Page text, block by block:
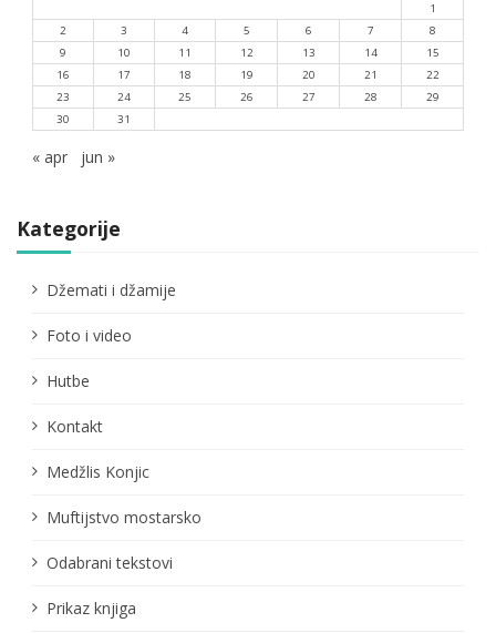
1
2
3 4 5 6 7
8
9
10 11 12 13 14
15
16
17 18 19 20 21
22
23
24 25 26 27 28
29
30
31
« apr jun »
Kategorije
Džemati i džamije
Foto i video
Hutbe
Kontakt
Medžlis Konjic
Muftijstvo mostarsko
Odabrani tekstovi
Prikaz knjiga